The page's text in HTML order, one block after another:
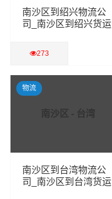
南沙区到绍兴物流公
司_南沙区到绍兴货运
273
查看详细
南沙区 - 台湾
南沙区到台湾物流公
司_南沙区到台湾货运
物流